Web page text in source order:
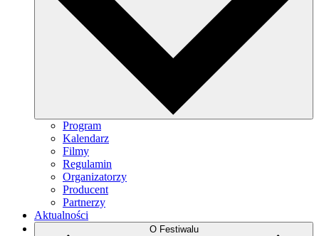
Program
Kalendarz
Filmy
Regulamin
Organizatorzy
Producent
Partnerzy
Aktualności
O Festiwalu